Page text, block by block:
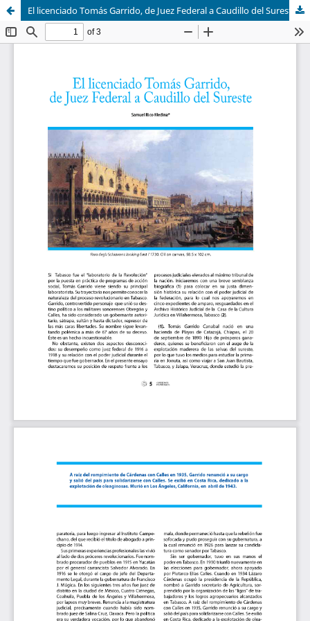
El licenciado Tomás Garrido, de Juez Federal a Caudillo del Sureste